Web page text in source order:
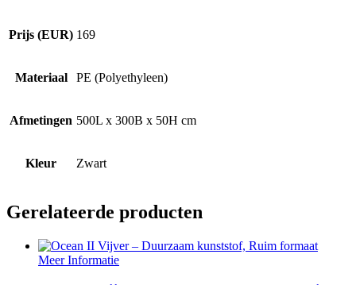
Prijs (EUR) 169
Materiaal PE (Polyethyleen)
Afmetingen 500L x 300B x 50H cm
Kleur Zwart
Gerelateerde producten
Meer Informatie